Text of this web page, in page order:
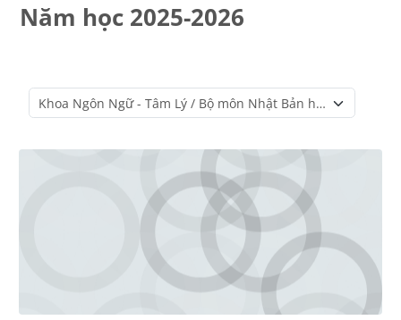
Năm học 2025-2026
Course categories